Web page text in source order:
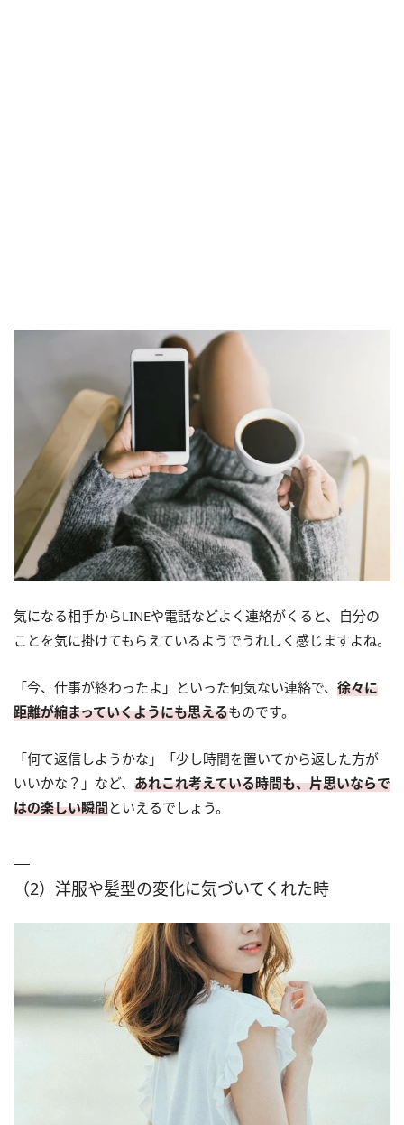
気になる相手からLINEや電話などよく連絡がくると、自分の
ことを気に掛けてもらえているようでうれしく感じますよね。
「今、仕事が終わったよ」といった何気ない連絡で、 徐々に
距離が縮まっていくようにも思えるものです。
「何て返信しようかな」「少し時間を置いてから返した方が
いいかな？」など、 あれこれ考えている時間も、片思いならで
はの楽しい瞬間といえるでしょう。
（2）洋服や髪型の変化に気づいてくれた時